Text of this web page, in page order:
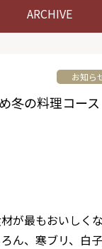
ARCHIVE
お知ら
冬の料理コース
が最もおいしくな
ん、寒ブリ、白